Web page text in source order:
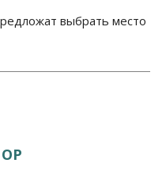
выбрать место